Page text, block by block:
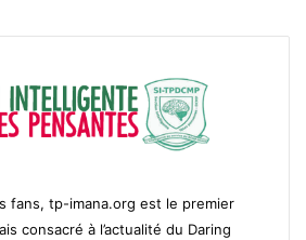
fans, tp-imana.org est le premier
consacré à l’actualité du Daring